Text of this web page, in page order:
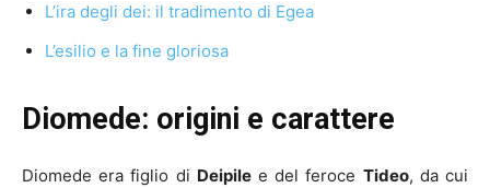
L’ira degli dei: il tradimento di Egea
L’esilio e la fine gloriosa
Diomede: origini e carattere
Diomede era figlio di Deipilee del feroce Tideo, da cui